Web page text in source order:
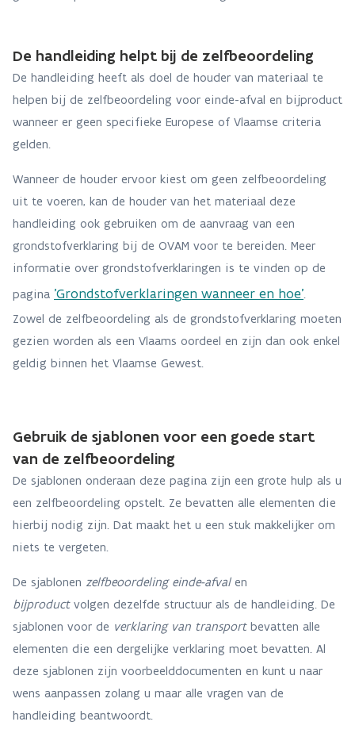
De handleiding helpt bij de zelfbeoordeling
De handleiding heeft als doel de houder van materiaal te
helpen bij de zelfbeoordeling voor einde-afval en bijproduct
wanneer er geen specifieke Europese of Vlaamse criteria
gelden.
Wanneer de houder ervoor kiest om geen zelfbeoordeling
uit te voeren, kan de houder van het materiaal deze
handleiding ook gebruiken om de aanvraag van een
grondstofverklaring bij de OVAM voor te bereiden. Meer
informatie over grondstofverklaringen is te vinden op de
pagina 'Grondstofverklaringen wanneer en hoe'.
Zowel de zelfbeoordeling als de grondstofverklaring moeten
gezien worden als een Vlaams oordeel en zijn dan ook enkel
geldig binnen het Vlaamse Gewest.
Gebruik de sjablonen voor een goede start
van de zelfbeoordeling
De sjablonen onderaan deze pagina zijn een grote hulp als u
een zelfbeoordeling opstelt. Ze bevatten alle elementen die
hierbij nodig zijn. Dat maakt het u een stuk makkelijker om
niets te vergeten.
De sjablonen zelfbeoordeling einde-afvalen
bijproductvolgen dezelfde structuur als de handleiding. De
sjablonen voor de verklaring van transportbevatten alle
elementen die een dergelijke verklaring moet bevatten. Al
deze sjablonen zijn voorbeelddocumenten en kunt u naar
wens aanpassen zolang u maar alle vragen van de
handleiding beantwoordt.